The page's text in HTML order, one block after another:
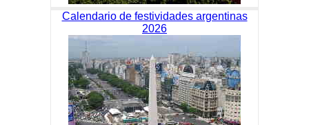
Calendario de festividades argentinas
2026